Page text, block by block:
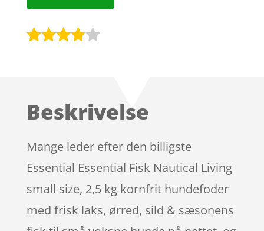
på
ømmels
er
Beskrivelse
Mange leder efter den billigste
Essential Essential Fisk Nautical Living
small size, 2,5 kg kornfrit hundefoder
med frisk laks, ørred, sild & sæsonens